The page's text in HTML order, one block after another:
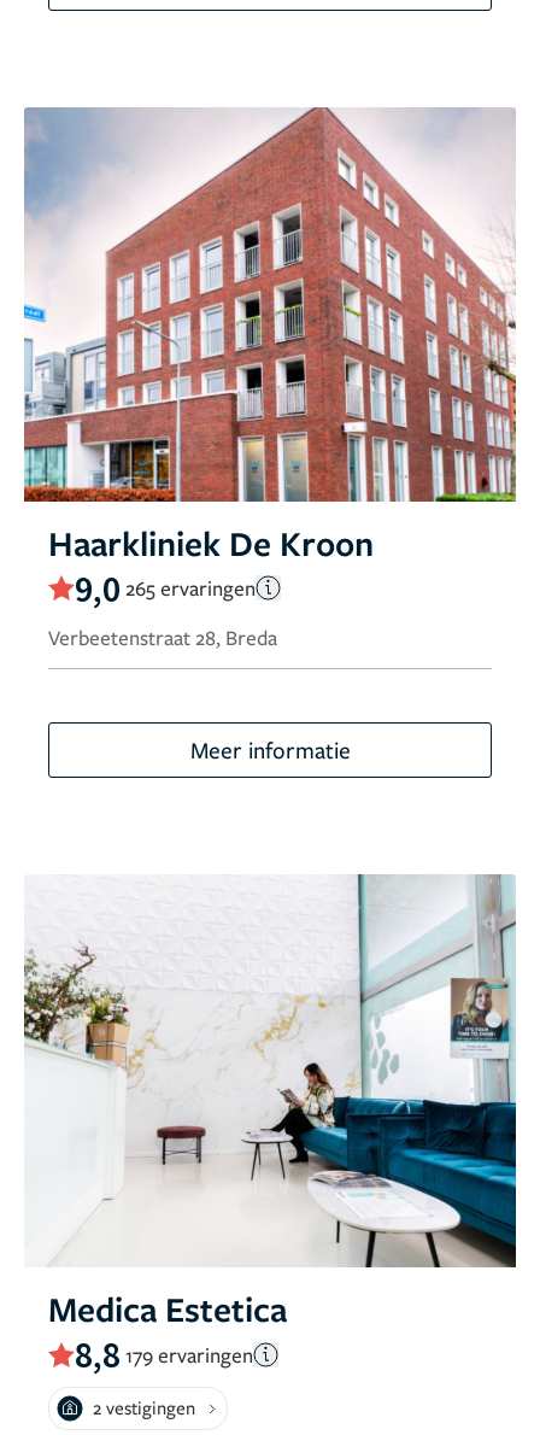
Haarkliniek De Kroon
9,0 265 ervaringen
Verbeetenstraat 28, Breda
Meer informatie
Medica Estetica
8,8 179 ervaringen
2 vestigingen